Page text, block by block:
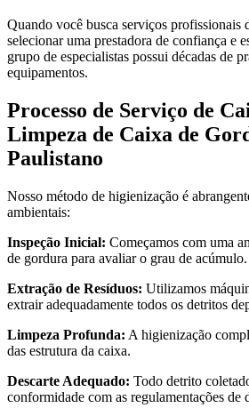
Quando você busca serviços profissionais
selecionar uma prestadora de confiança e
grupo de especialistas possui décadas de
equipamentos.
Processo de Serviço de
Limpeza de Caixa de
Paulistano
Nosso método de higienização é
ambientais:
Inspeção Inicial: Começamos com uma
de gordura para avaliar o grau de acúmulo.
Extração de Resíduos: Utilizamos
extrair adequadamente todos os detritos
Limpeza Profunda: A higienização
das estrutura da caixa.
Descarte Adequado: Todo detrito
conformidade com as regulamentações de